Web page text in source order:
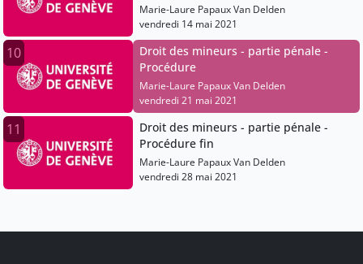
Marie-Laure Papaux Van Delden
vendredi 14 mai 2021
10
Droit des mineurs - partie pénale -
Procédure
Marie-Laure Papaux Van Delden
vendredi 21 mai 2021
11
Droit des mineurs - partie pénale -
Procédure fin
Marie-Laure Papaux Van Delden
vendredi 28 mai 2021